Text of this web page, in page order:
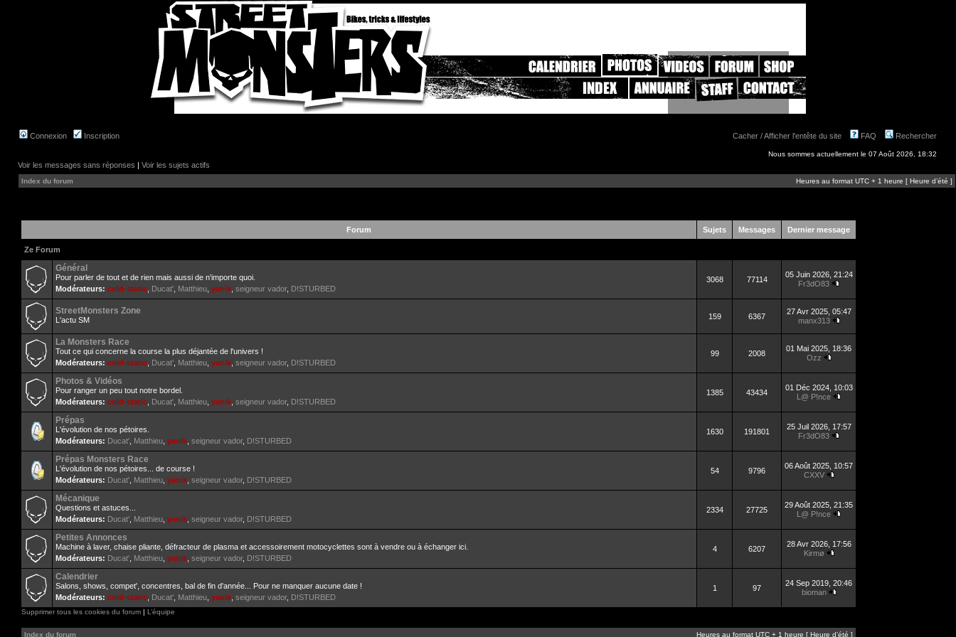
Connexion Inscription Cacher / Afficher l'entête du site FAQ Rechercher
Nous sommes actuellement le 07 Août 2026, 18:32
Voir les messages sans réponses | Voir les sujets actifs
Index du forum Heures au format UTC + 1 heure [ Heure d’été ]
Forum Sujets Messages Dernier message
Ze Forum
Général
Pour parler de tout et de rien mais aussi de n'importe quoi.
Modérateurs: cold-static Ducat' Matthieu yanik seigneur vador, D!STURBED
3068 77114
05 Juin 2026, 21:24
Fr3dO83
StreetMonsters Zone
L'actu SM 159 6367
27 Avr 2025, 05:47
manx313
La Monsters Race
Tout ce qui concerne la course la plus déjantée de l'univers !
Modérateurs: cold-static Ducat' Matthieu yanik seigneur vador, D!STURBED
99 2008
01 Mai 2025, 18:36
Ozz
Photos & Vidéos
Pour ranger un peu tout notre bordel.
Modérateurs: cold-static Ducat' Matthieu yanik seigneur vador, D!STURBED
1385 43434
01 Déc 2024, 10:03
L@ P!nce
Prépas
L'évolution de nos pétoires.
Modérateurs: Ducat' Matthieu yanik seigneur vador, D!STURBED
1630 191801
25 Juil 2026, 17:57
Fr3dO83
Prépas Monsters Race
L'évolution de nos pétoires... de course !
Modérateurs: Ducat' Matthieu yanik seigneur vador, D!STURBED
54 9796
06 Août 2025, 10:57
CXXV
Mécanique
Questions et astuces...
Modérateurs: Ducat' Matthieu yanik seigneur vador, D!STURBED
2334 27725
29 Août 2025, 21:35
L@ P!nce
Petites Annonces
Machine à laver, chaise pliante, défracteur de plasma et accessoirement motocyclettes sont à vendre ou à échanger ici.
Modérateurs: Ducat' Matthieu yanik seigneur vador, D!STURBED
4 6207
28 Avr 2026, 17:56
Kirmø
Calendrier
Salons, shows, compet', concentres, bal de fin d'année... Pour ne manquer aucune date !
Modérateurs: cold-static Ducat' Matthieu yanik seigneur vador, D!STURBED
1 97
24 Sep 2019, 20:46
bioman
Supprimer tous les cookies du forum | L’équipe
Index du forum Heures au format UTC + 1 heure [ Heure d’été ]